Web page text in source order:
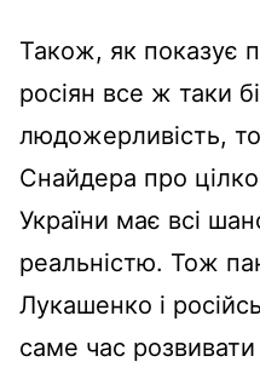
Також, як показує
росіян все ж таки
людожерливість,
Снайдера про
України має всі
реальністю. Тож
Лукашенко і
саме час розвивати